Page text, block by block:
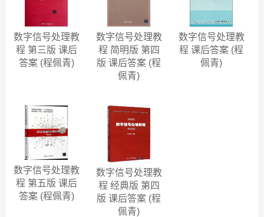
数字信号处理教
程 第三版 课后
答案 (程佩青)
数字信号处理教
程 简明版 第四
版 课后答案 (程
佩青)
数字信号处理教
程 课后答案 (程
佩青)
数字信号处理教
程 第五版 课后
答案 (程佩青)
数字信号处理教
程 经典版 第四
版 课后答案 (程
佩青)